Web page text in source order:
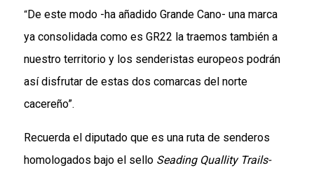
“De este modo -ha añadido Grande Cano- una marca
ya consolidada como es GR22 la traemos también a
nuestro territorio y los senderistas europeos podrán
así disfrutar de estas dos comarcas del norte
cacereño”.
Recuerda el diputado que es una ruta de senderos
homologados bajo el sello Seading Quallity Trails-